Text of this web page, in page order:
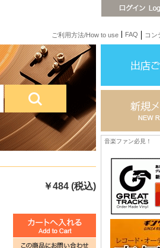
ご利用方法/How to use FAQ コン
￥484 (税込)
音楽ファン必見！